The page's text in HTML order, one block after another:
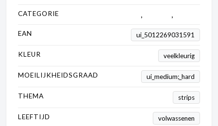
CATEGORIE , ,
EAN ui_5012269031591
KLEUR veelkleurig
MOEILIJKHEIDSGRAAD ui_medium;_hard
THEMA strips
LEEFTIJD volwassenen